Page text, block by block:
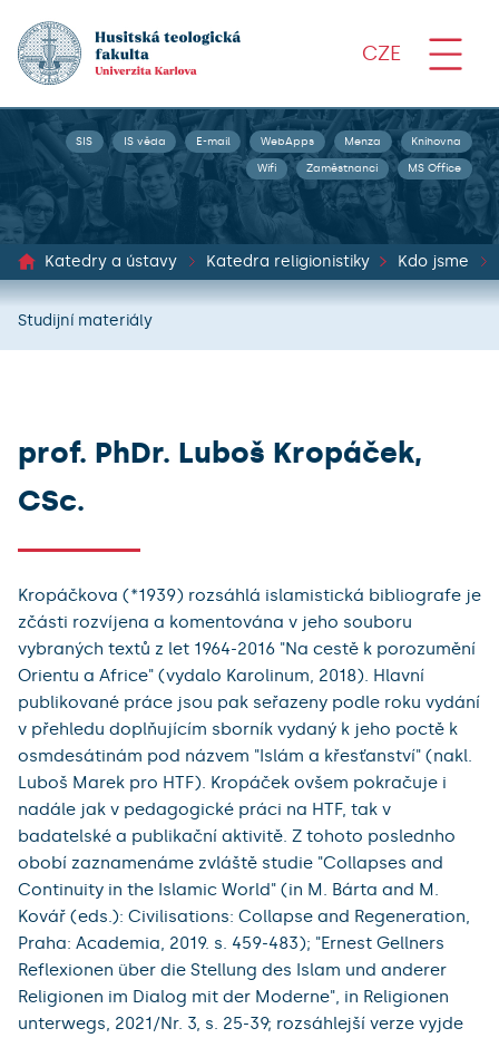
CZE
SIS IS věda E-mail WebApps Menza Knihovna
Wifi Zaměstnanci MS Office
Katedry a ústavy Katedra religionistiky Kdo jsme
Studijní materiály
prof. PhDr. Luboš Kropáček,
CSc.
Kropáčkova (*1939) rozsáhlá islamistická bibliografe je
zčásti rozvíjena a komentována v jeho souboru
vybraných textů z let 1964-2016 "Na cestě k porozumění
Orientu a Africe" (vydalo Karolinum, 2018). Hlavní
publikované práce jsou pak seřazeny podle roku vydání
v přehledu doplňujícím sborník vydaný k jeho poctě k
osmdesátinám pod názvem "Islám a křesťanství" (nakl.
Luboš Marek pro HTF). Kropáček ovšem pokračuje i
nadále jak v pedagogické práci na HTF, tak v
badatelské a publikační aktivitě. Z tohoto poslednho
obobí zaznamenáme zvláště studie "Collapses and
Continuity in the Islamic World" (in M. Bárta and M.
Kovář (eds.): Civilisations: Collapse and Regeneration,
Praha: Academia, 2019. s. 459-483); "Ernest Gellners
Reflexionen über die Stellung des Islam und anderer
Religionen im Dialog mit der Moderne", in Religionen
unterwegs, 2021/Nr. 3, s. 25-39; rozsáhlejší verze vyjde